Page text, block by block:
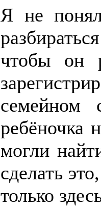
Я не
чтобы он
семейном
ребёночка
могли
сделать
только